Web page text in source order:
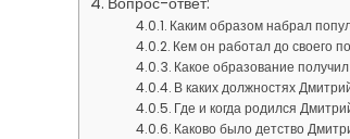
Каким образом набрал
Кем он работал до своего
Какое образование
В каких должностях
Где и когда родился
Каково было детство